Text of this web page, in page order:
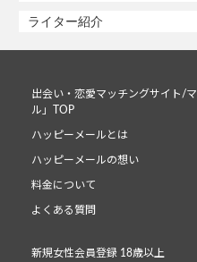
ライター紹介
出会い・恋愛マッチングサイト/
ル」TOP
ハッピーメールとは
ハッピーメールの想い
料金について
よくある質問
新規女性会員登録 18歳以上